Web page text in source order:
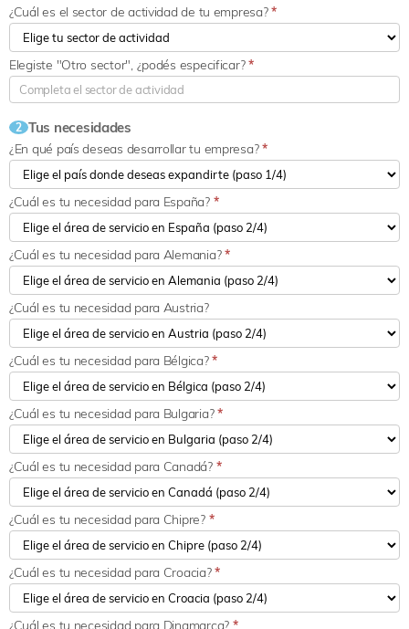
¿Cuál es el sector de actividad de tu empresa?*
Elegiste "Otro sector", ¿podés especificar?*
2 Tus necesidades
¿En qué país deseas desarrollar tu empresa?*
¿Cuál es tu necesidad para España? *
¿Cuál es tu necesidad para Alemania?*
¿Cuál es tu necesidad para Austria?
¿Cuál es tu necesidad para Bélgica?*
¿Cuál es tu necesidad para Bulgaria?*
¿Cuál es tu necesidad para Canadá? *
¿Cuál es tu necesidad para Chipre? *
¿Cuál es tu necesidad para Croacia?*
¿Cuál es tu necesidad para Dinamarca? *